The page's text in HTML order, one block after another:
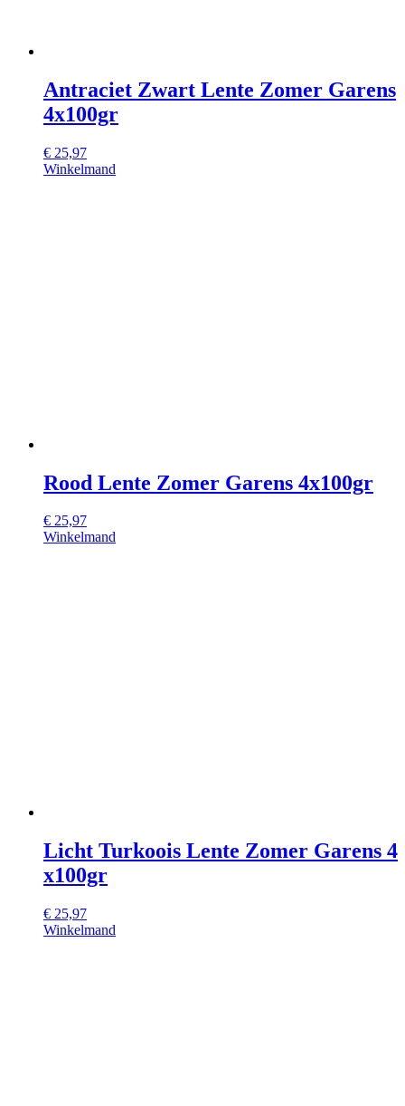
Antraciet Zwart Lente Zomer Garens
4x100gr
€ 25,97
Winkelmand
Rood Lente Zomer Garens 4x100gr
€ 25,97
Winkelmand
Licht Turkoois Lente Zomer Garens 4
x100gr
€ 25,97
Winkelmand